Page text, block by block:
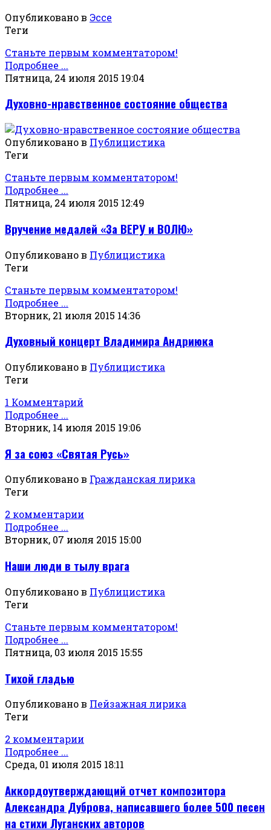
Опубликовано в Эссе
Теги
Станьте первым комментатором!
Подробнее ...
Пятница, 24 июля 2015 19:04
Духовно-нравственное состояние общества
Опубликовано в Публицистика
Теги
Станьте первым комментатором!
Подробнее ...
Пятница, 24 июля 2015 12:49
Вручение медалей «За ВЕРУ и ВОЛЮ»
Опубликовано в Публицистика
Теги
Станьте первым комментатором!
Подробнее ...
Вторник, 21 июля 2015 14:36
Духовный концерт Владимира Андриюка
Опубликовано в Публицистика
Теги
1 Комментарий
Подробнее ...
Вторник, 14 июля 2015 19:06
Я за союз «Святая Русь»
Опубликовано в Гражданская лирика
Теги
2 комментарии
Подробнее ...
Вторник, 07 июля 2015 15:00
Наши люди в тылу врага
Опубликовано в Публицистика
Теги
Станьте первым комментатором!
Подробнее ...
Пятница, 03 июля 2015 15:55
Тихой гладью
Опубликовано в Пейзажная лирика
Теги
2 комментарии
Подробнее ...
Среда, 01 июля 2015 18:11
Аккордоутверждающий отчет композитора
Александра Дуброва, написавшего более 500 песен
на стихи Луганских авторов